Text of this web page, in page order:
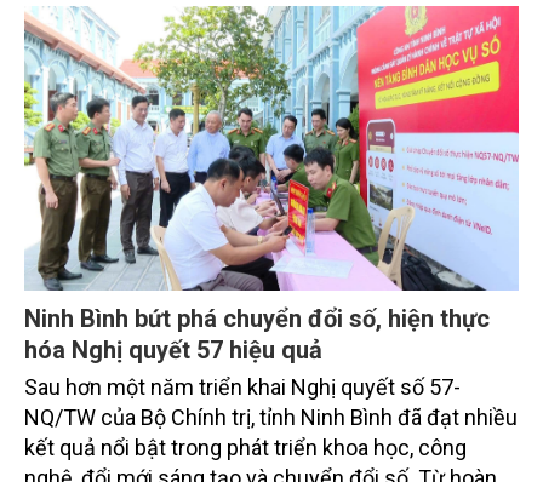
Ninh Bình bứt phá chuyển đổi số, hiện thực
hóa Nghị quyết 57 hiệu quả
Sau hơn một năm triển khai Nghị quyết số 57-
NQ/TW của Bộ Chính trị, tỉnh Ninh Bình đã đạt nhiều
kết quả nổi bật trong phát triển khoa học, công